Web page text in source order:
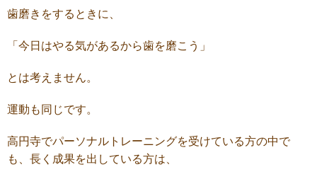
歯磨きをするときに、
「今日はやる気があるから歯を磨こう」
とは考えません。
運動も同じです。
高円寺でパーソナルトレーニングを受けている方の中で
も、長く成果を出している方は、